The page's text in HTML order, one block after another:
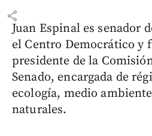
share
Juan Espinal es senador
el Centro Democrático y
presidente de la
Senado, encargada de
ecología, medio
naturales.